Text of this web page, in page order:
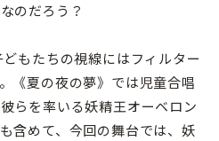
のだろう？
もたちの視線にはフィルター
《夏の夜の夢》では児童合唱
らを率いる妖精王オーベロン
含めて、今回の舞台では、妖